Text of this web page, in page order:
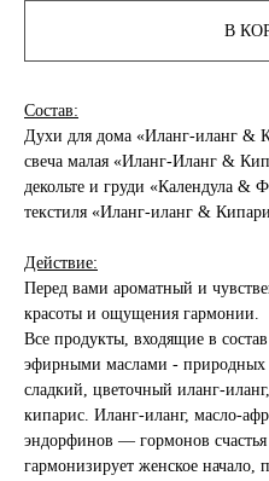
В
Состав:
Духи для дома «Иланг-иланг &
свеча малая «Иланг-Иланг &
декольте и груди «Календула &
текстиля «Иланг-иланг &
Действие:
Перед вами ароматный и
красоты и ощущения гармонии.
Все продукты, входящие в
эфирными маслами -
сладкий, цветочный иланг-
кипарис. Иланг-иланг, масло-
эндорфинов — гормонов
гармонизирует женское начало,